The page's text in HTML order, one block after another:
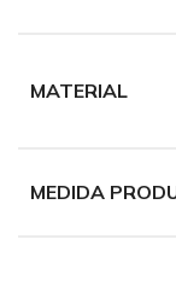
MATERIAL
MEDIDA